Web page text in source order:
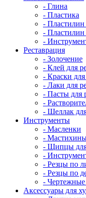
- Глина
- Пластика
- Пластилин
- Пластилин
-
Реставрация
- Золочение
- Клей для
- Краски
- Лаки для
- Пасты для
-
- Шеллак
Инструменты
- Масленки
-
- Щипцы для
-
- Резцы по
- Резцы по
-
Аксессуары для